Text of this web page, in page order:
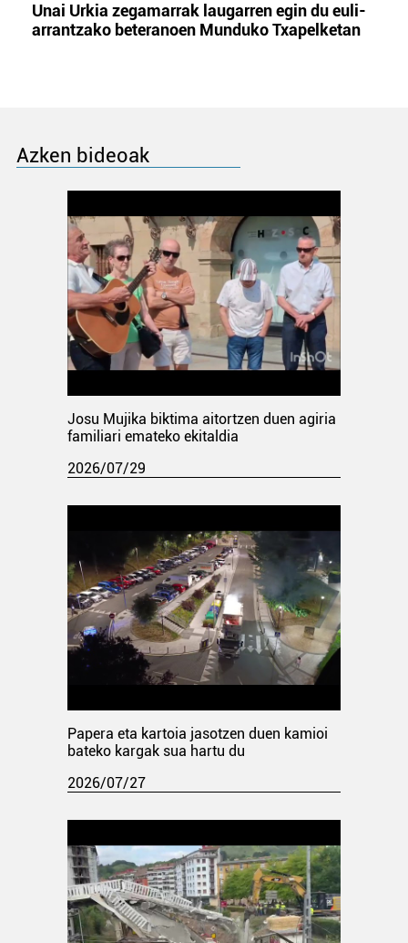
Unai Urkia zegamarrak laugarren egin du euli-
arrantzako beteranoen Munduko Txapelketan
Azken bideoak
Josu Mujika biktima aitortzen duen agiria
familiari emateko ekitaldia
2026/07/29
Papera eta kartoia jasotzen duen kamioi
bateko kargak sua hartu du
2026/07/27